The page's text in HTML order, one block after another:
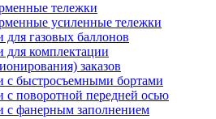
тележки
усиленные тележки
для газовых баллонов
для комплектации
заказов
с быстросъемными бортами
с поворотной передней осью
с фанерным заполнением